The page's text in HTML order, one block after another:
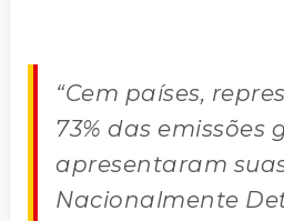
“Cem países,
73% das emissões
apresentaram
Nacionalmente